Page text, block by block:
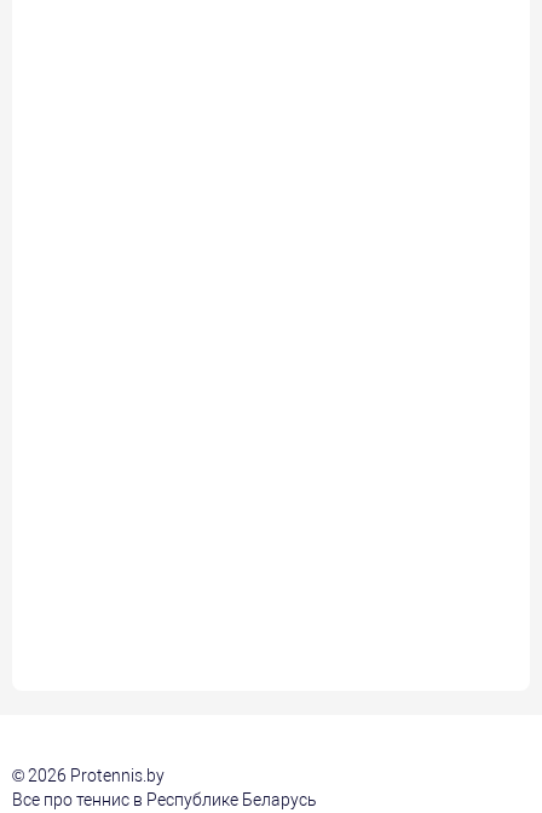
© 2026 Protennis.by
Все про теннис в Республике Беларусь